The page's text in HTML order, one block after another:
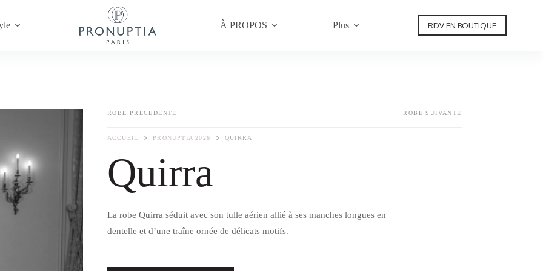
À PROPOS Plus RDV EN BOUTIQUE
ROBE PRECEDENTE ROBE SUIVANTE
ACCUEIL PRONUPTIA 2026 QUIRRA
Quirra
La robe Quirra séduit avec son tulle aérien allié à ses manches longues en
dentelle et d’une traîne ornée de délicats motifs.